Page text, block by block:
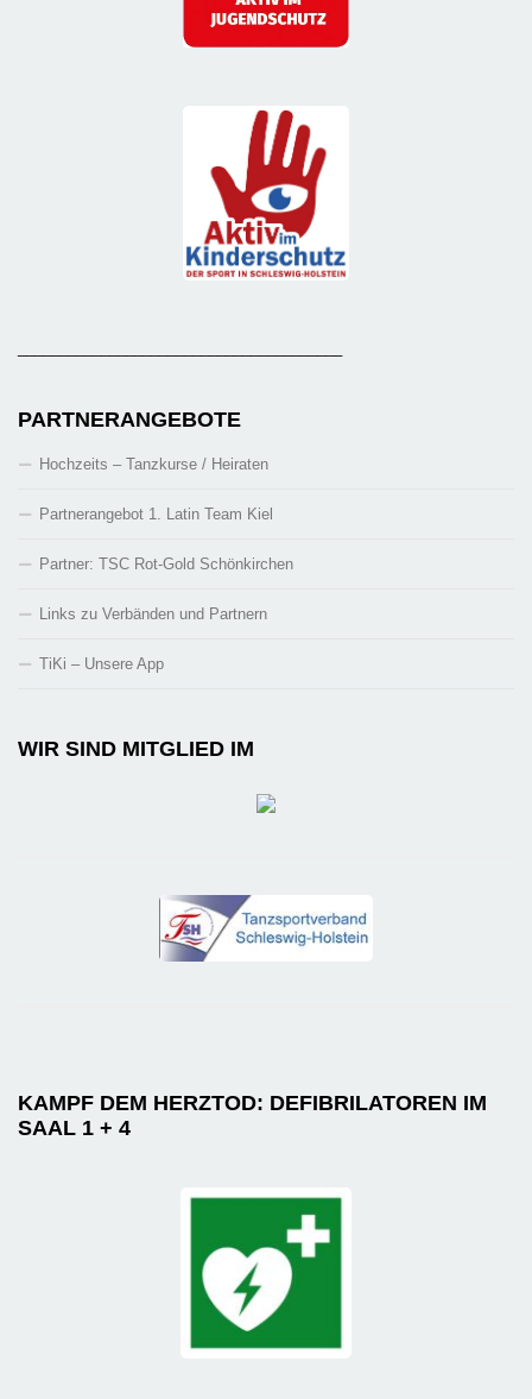
PARTNERANGEBOTE
Hochzeits – Tanzkurse / Heiraten
Partnerangebot 1. Latin Team Kiel
Partner: TSC Rot-Gold Schönkirchen
Links zu Verbänden und Partnern
TiKi – Unsere App
WIR SIND MITGLIED IM
KAMPF DEM HERZTOD: DEFIBRILATOREN IM
SAAL 1 + 4